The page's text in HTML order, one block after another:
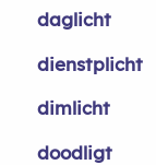
daglicht
dienstplicht
dimlicht
doodligt